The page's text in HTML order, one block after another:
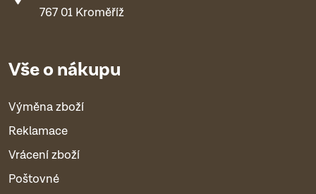
767 01 Kroměříž
Vše o nákupu
Výměna zboží
Reklamace
Vrácení zboží
Poštovné